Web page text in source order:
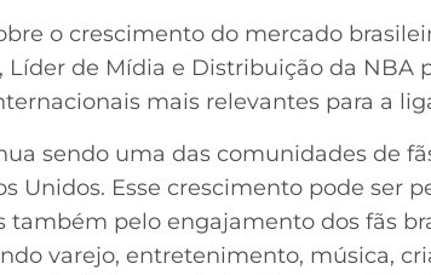
o crescimento do mercado
Líder de Mídia e Distribuição da NBA
mais relevantes para a
sendo uma das comunidades de
Unidos. Esse crescimento pode ser
também pelo engajamento dos fãs
varejo, entretenimento, música,